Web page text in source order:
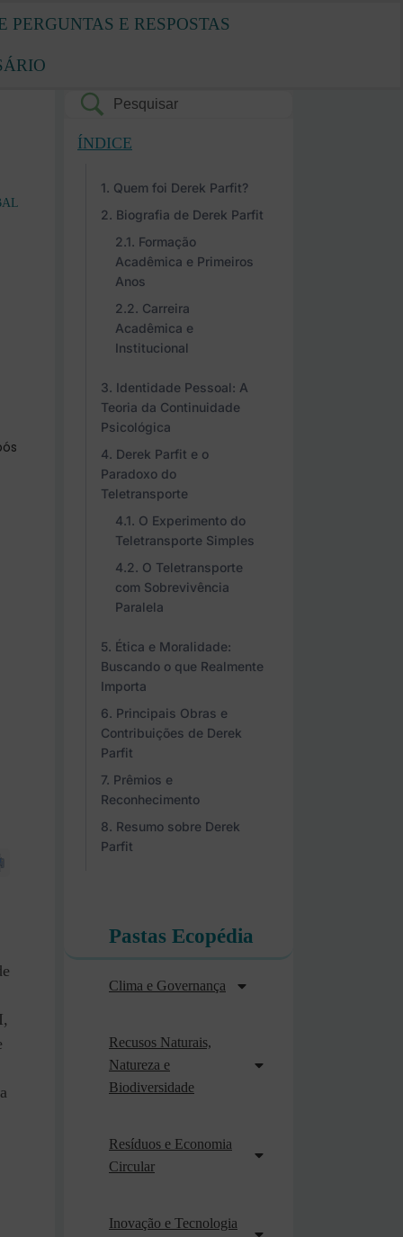
PERGUNTAS E RESPOSTAS
ÍNDICE
Quem foi Derek Parfit?
Biografia de Derek Parfit
Formação
Acadêmica e Primeiros
Anos
Carreira
Acadêmica e
Institucional
Identidade Pessoal: A
Teoria da Continuidade
Psicológica
Derek Parfit e o
Paradoxo do
Teletransporte
O Experimento do
Teletransporte Simples
O Teletransporte
com Sobrevivência
Paralela
Ética e Moralidade:
Buscando o que Realmente
Importa
Principais Obras e
Contribuições de Derek
Parfit
Prêmios e
Reconhecimento
Resumo sobre Derek
Parfit
Pastas Ecopédia
Clima e Governança
Recusos Naturais,
Natureza e
Biodiversidade
Resíduos e Economia
Circular
Inovação e Tecnologia